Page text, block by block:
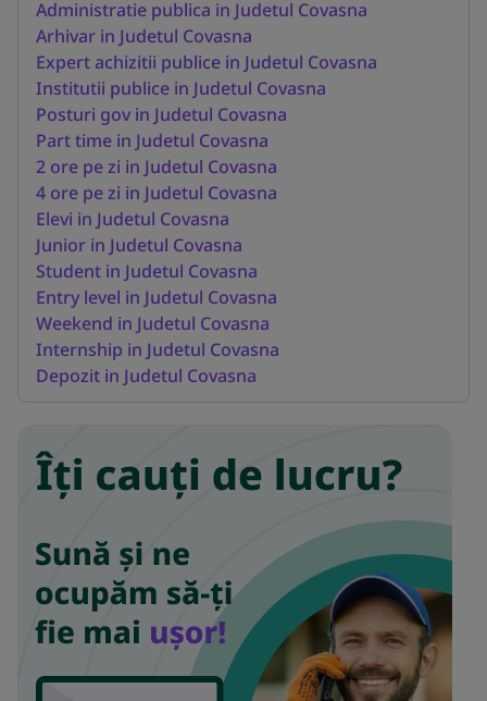
Administratie publica in Judetul Covasna
Arhivar in Judetul Covasna
Expert achizitii publice in Judetul Covasna
Institutii publice in Judetul Covasna
Posturi gov in Judetul Covasna
Part time in Judetul Covasna
2 ore pe zi in Judetul Covasna
4 ore pe zi in Judetul Covasna
Elevi in Judetul Covasna
Junior in Judetul Covasna
Student in Judetul Covasna
Entry level in Judetul Covasna
Weekend in Judetul Covasna
Internship in Judetul Covasna
Depozit in Judetul Covasna